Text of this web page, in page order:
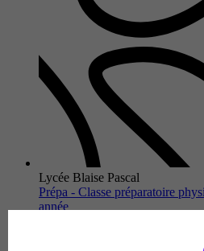
Lycée Blaise Pascal
Prépa - Classe préparatoire
année